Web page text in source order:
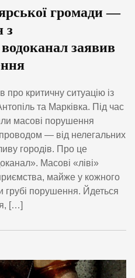
громади —
з
заявив
критичну ситуацію із
та Марківка. Під час
масові порушення
— від нелегальних
городів. Про це
Масові «ліві»
майже у кожного
грубі порушення. Йдеться
[…]